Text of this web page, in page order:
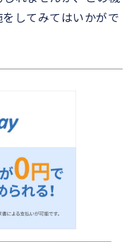
してみてはいかがで